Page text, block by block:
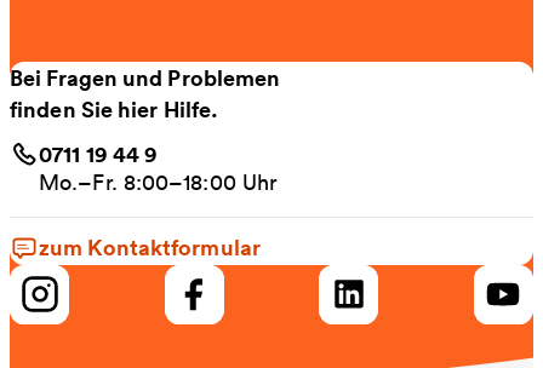
Bei Fragen und Problemen
finden Sie hier Hilfe.
0711 19 44 9
Mo.–Fr. 8:00–18:00 Uhr
zum Kontaktformular